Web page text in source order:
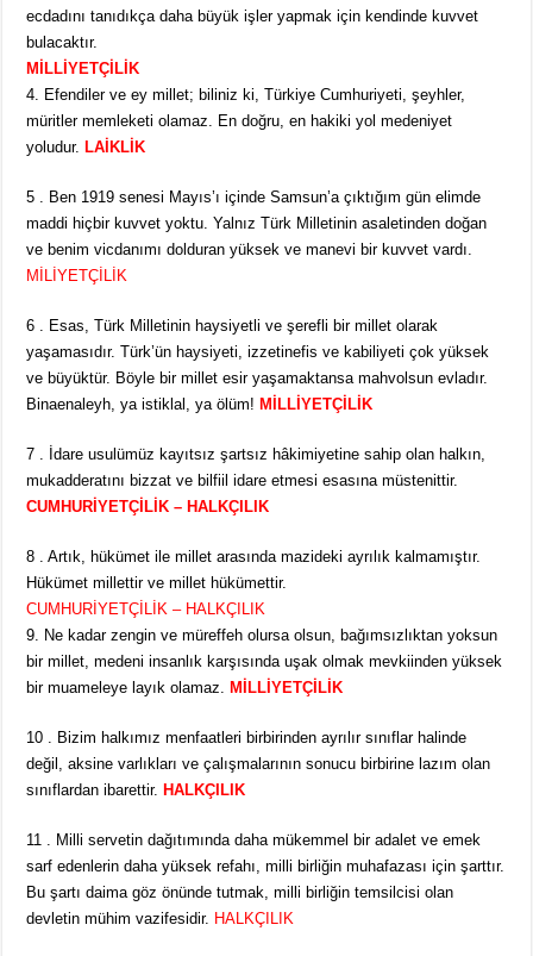
ecdadını tanıdıkça daha büyük işler yapmak için kendinde kuvvet
bulacaktır.
MİLLİYETÇİLİK
4. Efendiler ve ey millet; biliniz ki, Türkiye Cumhuriyeti, şeyhler,
müritler memleketi olamaz. En doğru, en hakiki yol medeniyet
yoludur.LAİKLİK
5 . Ben 1919 senesi Mayıs’ı içinde Samsun’a çıktığım gün elimde
maddi hiçbir kuvvet yoktu. Yalnız Türk Milletinin asaletinden doğan
ve benim vicdanımı dolduran yüksek ve manevi bir kuvvet vardı.
MİLİYETÇİLİK
6 . Esas, Türk Milletinin haysiyetli ve şerefli bir millet olarak
yaşamasıdır. Türk’ün haysiyeti, izzetinefis ve kabiliyeti çok yüksek
ve büyüktür. Böyle bir millet esir yaşamaktansa mahvolsun evladır.
Binaenaleyh, ya istiklal, ya ölüm!MİLLİYETÇİLİK
7 . İdare usulümüz kayıtsız şartsız hâkimiyetine sahip olan halkın,
mukadderatını bizzat ve bilfiil idare etmesi esasına müstenittir.
CUMHURİYETÇİLİK – HALKÇILIK
8 . Artık, hükümet ile millet arasında mazideki ayrılık kalmamıştır.
Hükümet millettir ve millet hükümettir.
CUMHURİYETÇİLİK – HALKÇILIK
9. Ne kadar zengin ve müreffeh olursa olsun, bağımsızlıktan yoksun
bir millet, medeni insanlık karşısında uşak olmak mevkiinden yüksek
bir muameleye layık olamaz. MİLLİYETÇİLİK
10 . Bizim halkımız menfaatleri birbirinden ayrılır sınıflar halinde
değil, aksine varlıkları ve çalışmalarının sonucu birbirine lazım olan
sınıflardan ibarettir.HALKÇILIK
11 . Milli servetin dağıtımında daha mükemmel bir adalet ve emek
sarf edenlerin daha yüksek refahı, milli birliğin muhafazası için şarttır.
Bu şartı daima göz önünde tutmak, milli birliğin temsilcisi olan
devletin mühim vazifesidir. HALKÇILIK